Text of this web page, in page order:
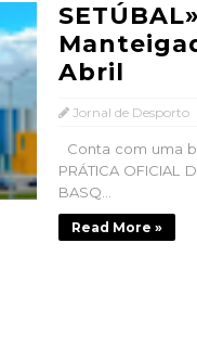
Abril
Jornal de Desporto
Conta com uma
PRÁTICA OFICIAL
BASQ...
Read More »